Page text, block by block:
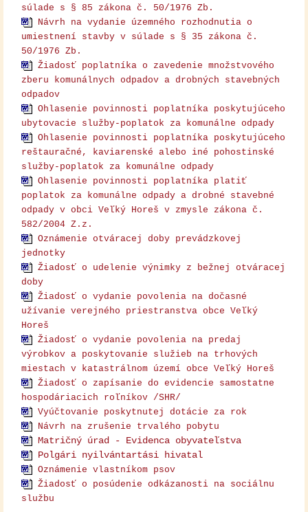
súlade s § 85 zákona č. 50/1976 Zb .
Návrh na vydanie územného rozhodnutia o
umiestnení stavby v súlade s § 35 zákona č.
50/1976 Zb.
Žiadosť poplatníka o zavedenie množstvového
zberu komunálnych odpadov a drobných stavebných
odpadov
Ohlasenie povinnosti poplatníka poskytujúceho
ubytovacie služby-poplatok za komunálne odpady
Ohlasenie povinnosti poplatníka poskytujúceho
reštauračné, kaviarenské alebo iné pohostinské
služby-poplatok za komunálne odpady
Ohlasenie povinnosti poplatníka platiť
poplatok za komunálne odpady a drobné stavebné
odpady v obci Veľký Horeš v zmysle zákona č.
582/2004 Z.z.
Oznámenie otváracej doby prevádzkovej
jednotky
Žiadosť o udelenie výnimky z bežnej otváracej
doby
Žiadosť o vydanie povolenia na dočasné
užívanie verejného priestranstva obce Veľký
Horeš
Žiadosť o vydanie povolenia na predaj
výrobkov a poskytovanie služieb na trhových
miestach v katastrálnom území obce Veľký Horeš
Žiadosť o zapísanie do evidencie samostatne
hospodáriacich roľníkov /SHR/
Vyúčtovanie poskytnutej dotácie za rok
Návrh na zrušenie trvalého pobytu
Matričný úrad - Evidenca obyvateľstva
Polgári nyilvántartási hivatal
Oznámenie vlastníkom psov
Žiadosť o posúdenie odkázanosti na sociálnu
službu